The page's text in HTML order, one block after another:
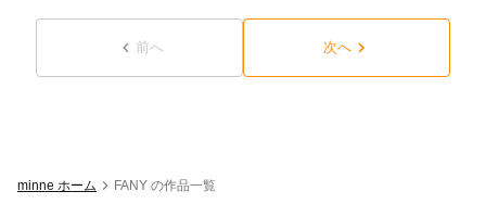
前へ 次へ
minne ホーム FANY の作品一覧